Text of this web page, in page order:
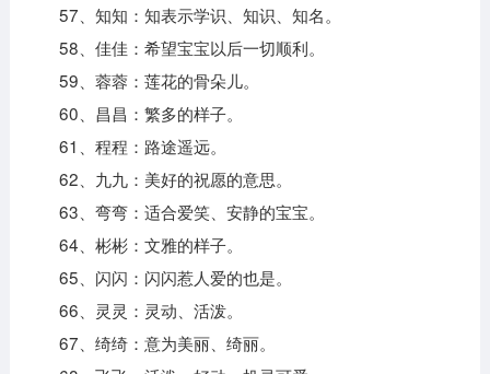
57、知知：知表示学识、知识、知名。
58、佳佳：希望宝宝以后一切顺利。
59、蓉蓉：莲花的骨朵儿。
60、昌昌：繁多的样子。
61、程程：路途遥远。
62、九九：美好的祝愿的意思。
63、弯弯：适合爱笑、安静的宝宝。
64、彬彬：文雅的样子。
65、闪闪：闪闪惹人爱的也是。
66、灵灵：灵动、活泼。
67、绮绮：意为美丽、绮丽。